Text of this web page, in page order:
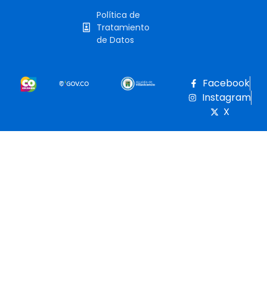
Política de
Tratamiento
de Datos
Facebook
Instagram
X